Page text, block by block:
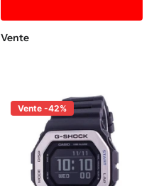
Vente
Vente -42%